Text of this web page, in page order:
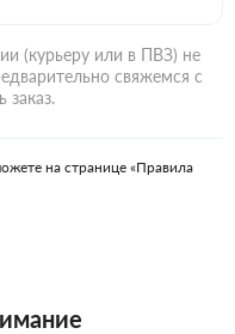
(курьеру или в ПВЗ) не
свяжемся с
на странице «Правила